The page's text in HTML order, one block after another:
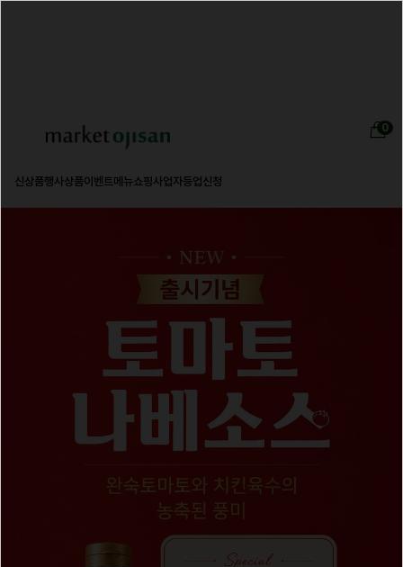
0
신상품행사상품이벤트메뉴쇼핑사업자등업신청